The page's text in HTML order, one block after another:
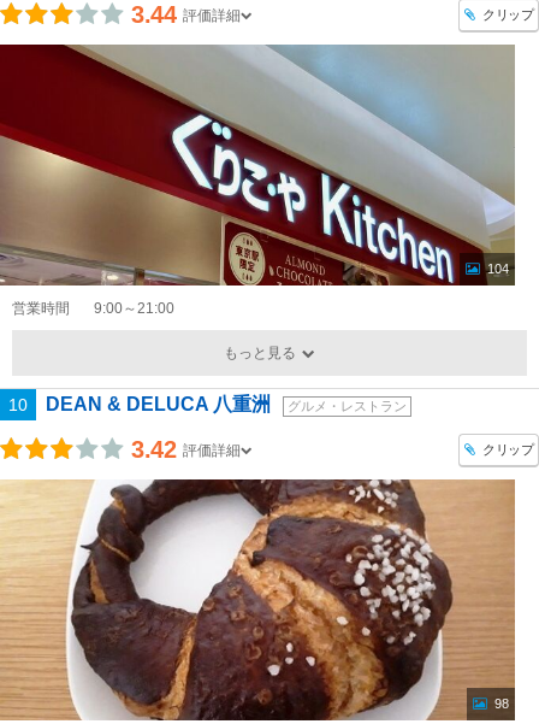
3.44 評価詳細 クリップ
104
営業時間 9:00～21:00
もっと見る
10 DEAN & DELUCA 八重洲 グルメ・レストラン
3.42 評価詳細 クリップ
98